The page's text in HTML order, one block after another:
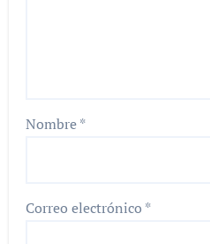
Nombre*
Correo electrónico *